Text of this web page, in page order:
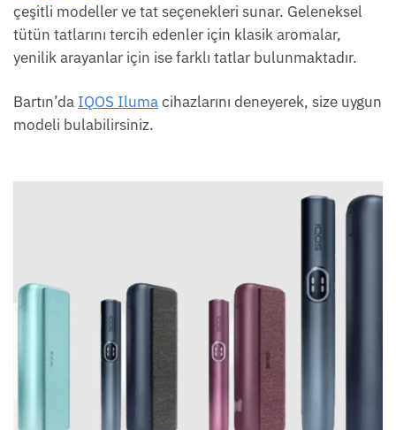
çeşitli modeller ve tat seçenekleri sunar. Geleneksel
tütün tatlarını tercih edenler için klasik aromalar,
yenilik arayanlar için ise farklı tatlar bulunmaktadır.
Bartın’da IQOS Ilumacihazlarını deneyerek, size uygun
modeli bulabilirsiniz.